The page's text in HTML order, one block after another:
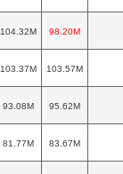
104.32M 98.20M
103.37M 103.57M
93.08M 95.62M
81.77M 83.67M